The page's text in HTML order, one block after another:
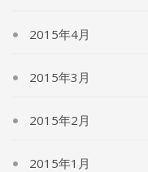
2015年4月
2015年3月
2015年2月
2015年1月